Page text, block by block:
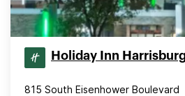
Holiday Inn
815 South Eisenhower Boulevard